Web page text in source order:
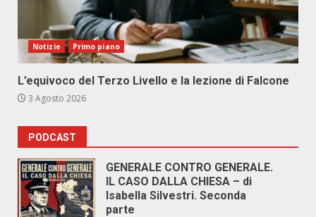
Notizie Primo piano
L’equivoco del Terzo Livello e la lezione di Falcone
3 Agosto 2026
PODCAST
GENERALE CONTRO GENERALE.
IL CASO DALLA CHIESA – di
Isabella Silvestri. Seconda
parte